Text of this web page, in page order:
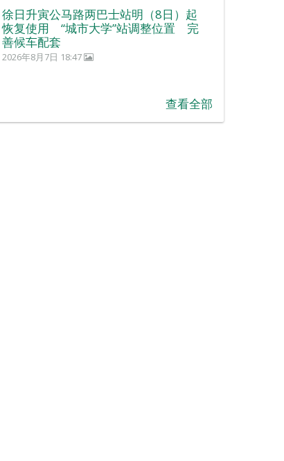
徐日升寅公马路两巴士站明（8日）起
恢复使用 “城市大学”站调整位置 完
善候车配套
2026年8月7日 18:47
查看全部